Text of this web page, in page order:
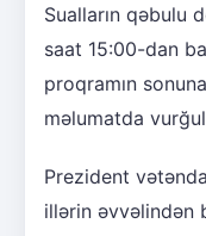
Sualların qəbulu
saat 15:00-dan
proqramın
məlumatda
Prezident
illərin əvvəlindən